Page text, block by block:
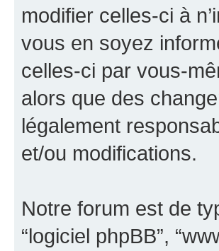
modifier celles-ci à
vous en soyez
celles-ci par vous-
alors que des
légalement
et/ou modifications.
Notre forum est de
“logiciel phpBB”,